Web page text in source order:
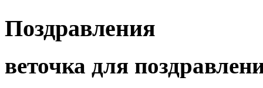
Поздравления
веточка для